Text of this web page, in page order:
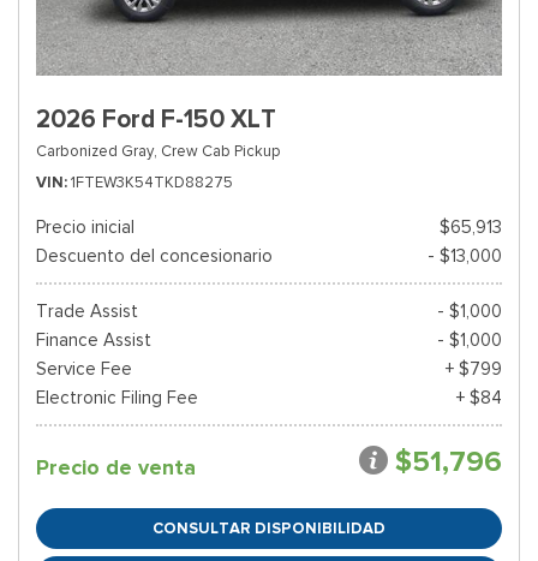
2026 Ford F-150 XLT
Carbonized Gray, Crew Cab Pickup
VIN 1FTEW3K54TKD88275
Precio inicial
$65,913
Descuento del concesionario
- $13,000
Trade Assist
- $1,000
Finance Assist
- $1,000
Service Fee
+ $799
Electronic Filing Fee
+ $84
Precio de venta $51,796
CONSULTAR DISPONIBILIDAD